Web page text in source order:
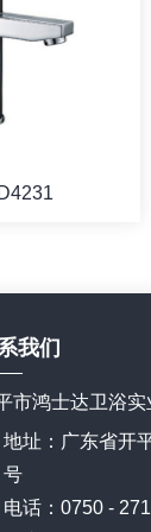
我们
市鸿士达卫浴实
地址：广东省开
号
电话：0750 -